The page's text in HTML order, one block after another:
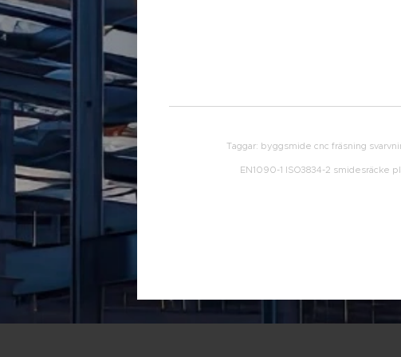
Taggar: byggsmide cnc fräsning
EN1090-1 ISO3834-2 smidesräcke